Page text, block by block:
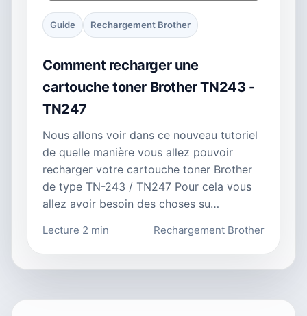
Guide Rechargement Brother
Comment recharger une
cartouche toner Brother TN243 -
TN247
Nous allons voir dans ce nouveau tutoriel
de quelle manière vous allez pouvoir
recharger votre cartouche toner Brother
de type TN-243 / TN247 Pour cela vous
allez avoir besoin des choses su…
Lecture 2 min Rechargement Brother